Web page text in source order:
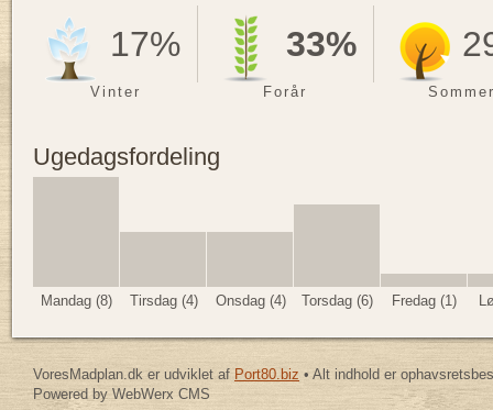
17% 33%
Vinter Forår
Ugedagsfordeling
Mandag (8) Tirsdag (4) Onsdag (4) Torsdag (6) Fredag (1)
VoresMadplan.dk er udviklet af Port80.biz • Alt indhold er
Powered by WebWerx CMS